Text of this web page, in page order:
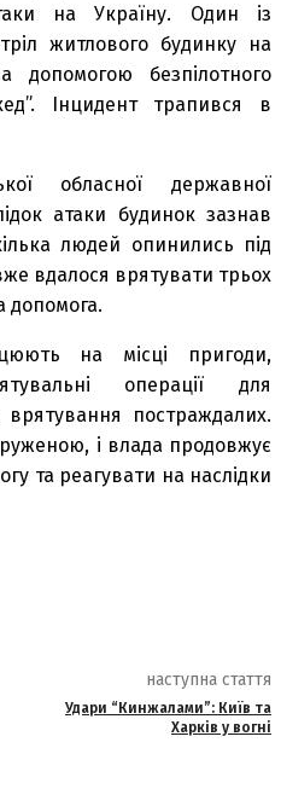
на Україну. Один із
житлового будинку на
допомогою безпілотного
Інцидент трапився в
обласної державної
атаки будинок зазнав
людей опинились під
вдалося врятувати трьох
допомога.
на місці пригоди,
операції для
постраждалих.
і влада продовжує
та реагувати на наслідки
наступна стаття
Удари “Кинжалами”: Київ та
Харків у вогні